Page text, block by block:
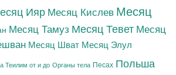
Ияр Месяц Кислев Месяц
Месяц Тамуз Месяц Тевет Месяц
Месяц Шват Месяц Элул
Теилим от и до Органы тела Песах Польша